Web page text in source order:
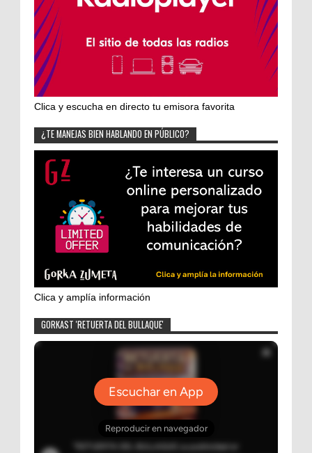
Clica y escucha en directo tu emisora favorita
¿TE MANEJAS BIEN HABLANDO EN PÚBLICO?
Clica y amplía información
GORKAST 'RETUERTA DEL BULLAQUE'